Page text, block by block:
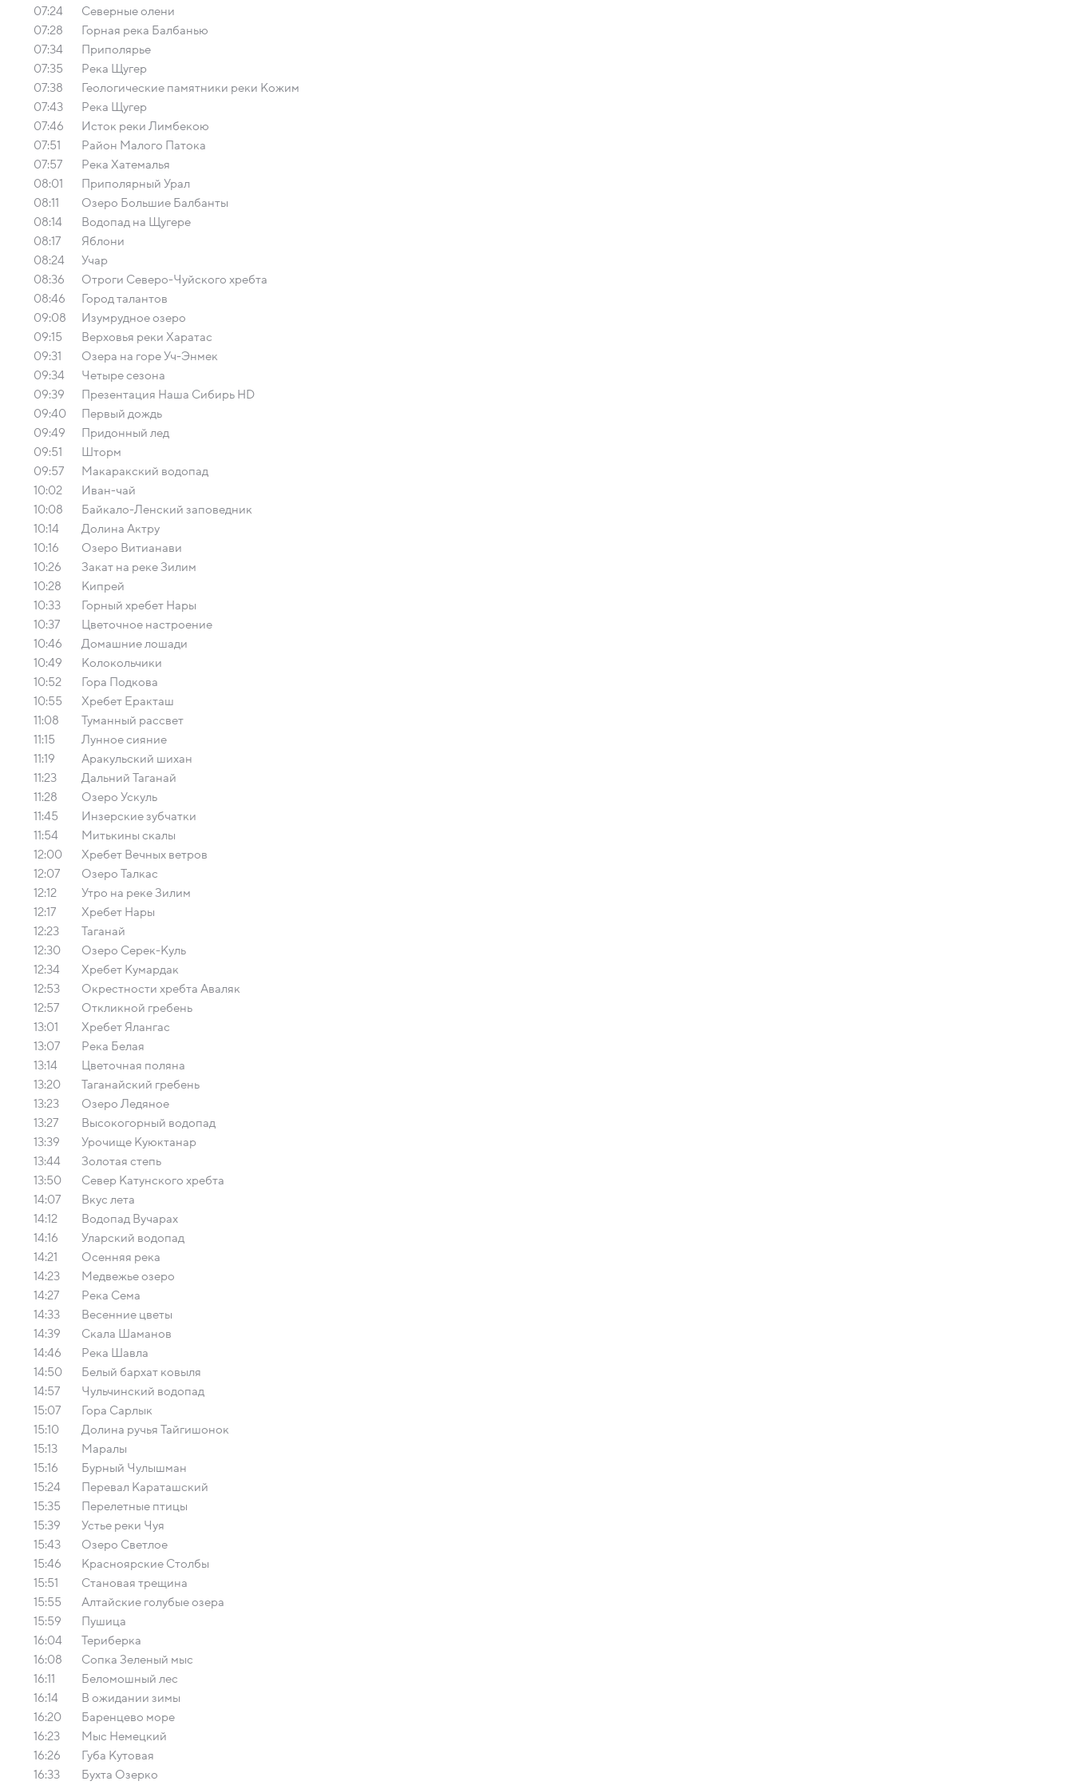
07:24
Северные олени
07:28
Горная река Балбанью
07:34
Приполярье
07:35
Река Щугер
07:38
Геологические памятники реки Кожим
07:43
Река Щугер
07:46
Исток реки Лимбекою
07:51
Район Малого Патока
07:57
Река Хатемалья
08:01
Приполярный Урал
08:11
Озеро Большие Балбанты
08:14
Водопад на Щугере
08:17
Яблони
08:24
Учар
08:36
Отроги Северо-Чуйского хребта
08:46
Город талантов
09:08
Изумрудное озеро
09:15
Верховья реки Харатас
09:31
Озера на горе Уч-Энмек
09:34
Четыре сезона
09:39
Презентация Наша Сибирь HD
09:40
Первый дождь
09:49
Придонный лед
09:51
Шторм
09:57
Макаракский водопад
10:02
Иван-чай
10:08
Байкало-Ленский заповедник
10:14
Долина Актру
10:16
Озеро Витианави
10:26
Закат на реке Зилим
10:28
Кипрей
10:33
Горный хребет Нары
10:37
Цветочное настроение
10:46
Домашние лошади
10:49
Колокольчики
10:52
Гора Подкова
10:55
Хребет Еракташ
11:08
Туманный рассвет
11:15
Лунное сияние
11:19
Аракульский шихан
11:23
Дальний Таганай
11:28
Озеро Ускуль
11:45
Инзерские зубчатки
11:54
Митькины скалы
12:00
Хребет Вечных ветров
12:07
Озеро Талкас
12:12
Утро на реке Зилим
12:17
Хребет Нары
12:23
Таганай
12:30
Озеро Серек-Куль
12:34
Хребет Кумардак
12:53
Окрестности хребта Аваляк
12:57
Откликной гребень
13:01
Хребет Ялангас
13:07
Река Белая
13:14
Цветочная поляна
13:20
Таганайский гребень
13:23
Озеро Ледяное
13:27
Высокогорный водопад
13:39
Урочище Куюктанар
13:44
Золотая степь
13:50
Север Катунского хребта
14:07
Вкус лета
14:12
Водопад Вучарах
14:16
Уларский водопад
14:21
Осенняя река
14:23
Медвежье озеро
14:27
Река Сема
14:33
Весенние цветы
14:39
Скала Шаманов
14:46
Река Шавла
14:50
Белый бархат ковыля
14:57
Чульчинский водопад
15:07
Гора Сарлык
15:10
Долина ручья Тайгишонок
15:13
Маралы
15:16
Бурный Чулышман
15:24
Перевал Караташский
15:35
Перелетные птицы
15:39
Устье реки Чуя
15:43
Озеро Светлое
15:46
Красноярские Столбы
15:51
Становая трещина
15:55
Алтайские голубые озера
15:59
Пушица
16:04
Териберка
16:08
Сопка Зеленый мыс
16:11
Беломошный лес
16:14
В ожидании зимы
16:20
Баренцево море
16:23
Мыс Немецкий
16:26
Губа Кутовая
16:33
Бухта Озерко